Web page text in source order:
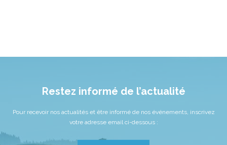
Restez informé de l’actualité
Pour recevoir nos actualités et être informé de nos événements, inscrivez
votre adresse email ci-dessous :